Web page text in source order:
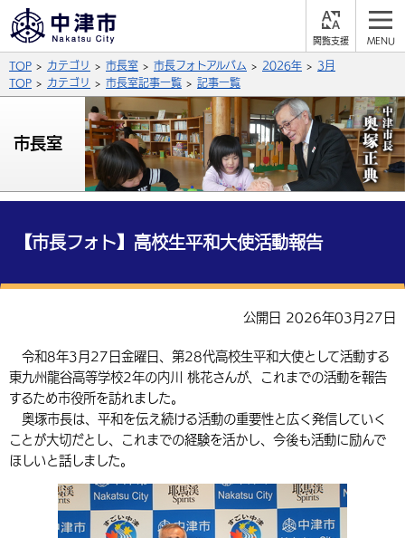
支
背景色
青 白
文字の大きさ
拡大 標準 縮小
言語を選択
英語（English）
中国語（繁体字） 韓国語（한국어）
組織案内
公式SNS
X (Twitter) YouTube
サイト内検索
総合メニュー
保険・年金
福祉・介護 健康・予防
税金 住宅・インフラ
環境・衛生 生涯学習・スポーツ・人権
選挙
入札・契約 産業・雇用
農林水産業
都市整備
子育て・教育
施設情報
手当・助成 健康・医療
相談・支援・情報
観光・移住
観光なび スポットを探す
遊ぶ・体験する
買う・おみやげ 四季のイベント・祭り
市政情報
中津市について
地方創生・地域活性化 広報・広聴
TOP カテゴリ 市長室 市長フォトアルバム 2026年
3月
TOP
カテゴリ 市長室記事一覧 記事一覧
市長室
【市長フォト】高校生平和大使活動報告
公開日 2026年03月27日
令和8年3月27日金曜日、第28代高校生平和大使として活動する
東九州龍谷高等学校2年の内川 桃花さんが、これまでの活動を報告
するため市役所を訪れました。
奥塚市長は、平和を伝え続ける活動の重要性と広く発信していく
ことが大切だとし、これまでの経験を活かし、今後も活動に励んで
ほしいと話しました。